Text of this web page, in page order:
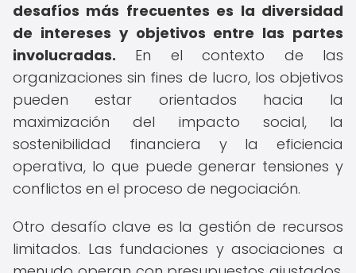
desafíos más frecuentes es la diversidad
de intereses y objetivos entre las partes
involucradas. En el contexto de las
organizaciones sin fines de lucro, los objetivos
pueden estar orientados hacia la
maximización del impacto social, la
sostenibilidad financiera y la eficiencia
operativa, lo que puede generar tensiones y
conflictos en el proceso de negociación.
Otro desafío clave es la gestión de recursos
limitados. Las fundaciones y asociaciones a